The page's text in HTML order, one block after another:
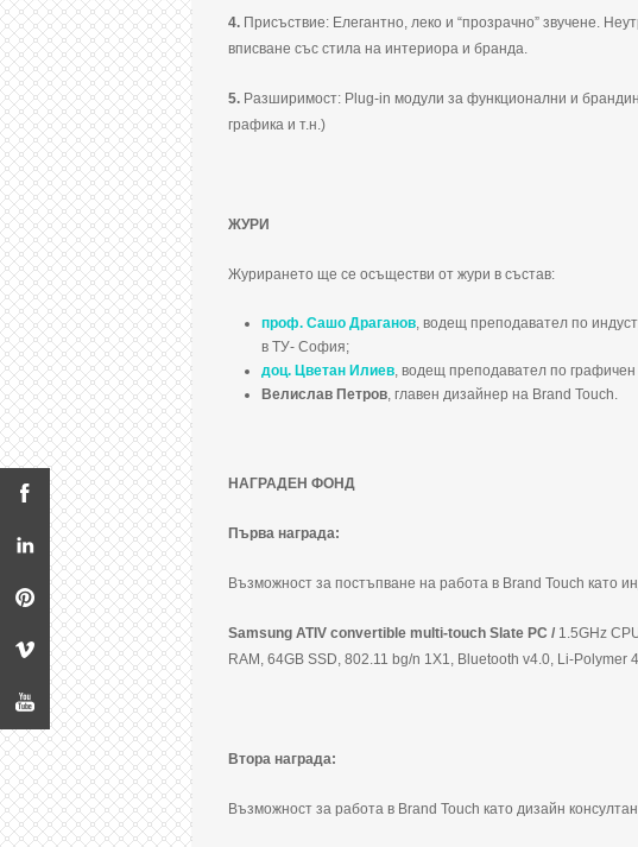
4. Присъствие: Елегантно, леко и “прозрачно” звучене.
вписване със стила на интериора и бранда.
5. Разширимост: Plug-in модули за функционални и
графика и т.н.)
ЖУРИ
Журирането ще се осъществи от жури в състав:
проф. Сашо Драганов, водещ преподавател по
в ТУ- София;
доц. Цветан Илиев, водещ преподавател по
Велислав Петров, главен дизайнер на Brand Touch.
НАГРАДЕН ФОНД
Първа награда:
Възможност за постъпване на работа в Brand Touch като
Samsung ATIV convertible multi-touch Slate PC / 1.5GHz
RAM, 64GB SSD, 802.11 bg/n 1X1, Bluetooth v4.0, Li-Polymer
Втора награда:
Възможност за работа в Brand Touch като дизайн